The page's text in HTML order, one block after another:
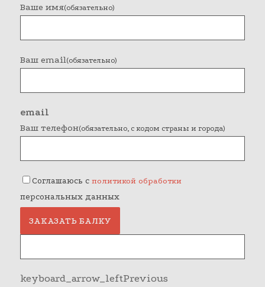
Ваше имя(обязательно)
Ваш email(обязательно)
email
Ваш телефон(обязательно, с кодом страны и города)
Соглашаюсь с политикой обработки
персональных данных
ЗАКАЗАТЬ БАЛКУ
keyboard_arrow_leftPrevious